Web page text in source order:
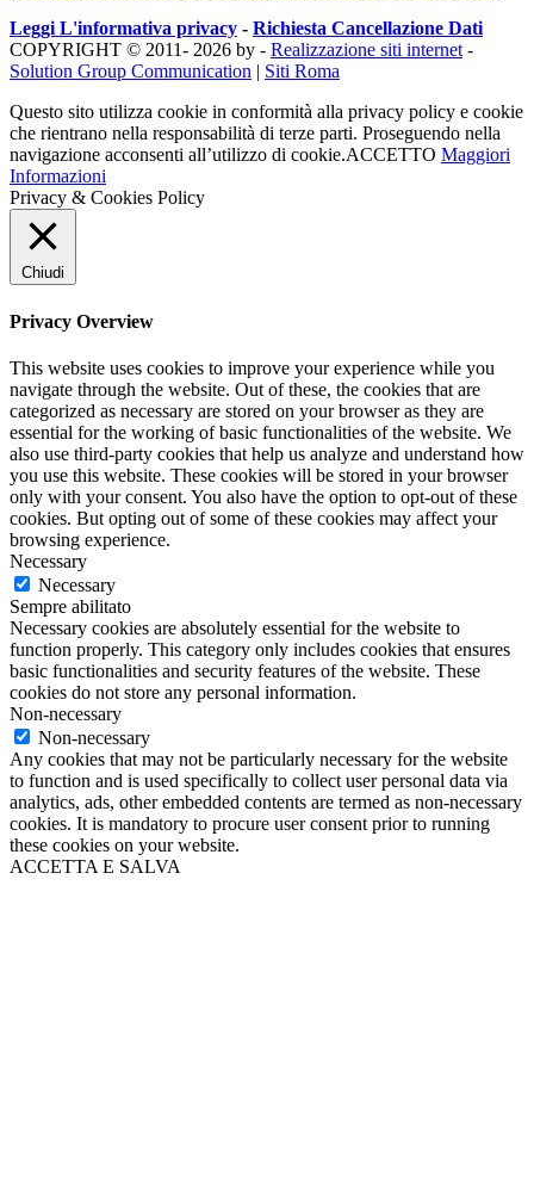
Leggi L'informativa privacy - Richiesta Cancellazione Dati
COPYRIGHT © 2011- 2026 by - Realizzazione siti internet -
Solution Group Communication | Siti Roma
Questo sito utilizza cookie in conformità alla privacy policy e cookie
che rientrano nella responsabilità di terze parti. Proseguendo nella
navigazione acconsenti all’utilizzo di cookie.ACCETTO Maggiori
Informazioni
Privacy & Cookies Policy
Chiudi
Privacy Overview
This website uses cookies to improve your experience while you
navigate through the website. Out of these, the cookies that are
categorized as necessary are stored on your browser as they are
essential for the working of basic functionalities of the website. We
also use third-party cookies that help us analyze and understand how
you use this website. These cookies will be stored in your browser
only with your consent. You also have the option to opt-out of these
cookies. But opting out of some of these cookies may affect your
browsing experience.
Necessary
Necessary
Sempre abilitato
Necessary cookies are absolutely essential for the website to
function properly. This category only includes cookies that ensures
basic functionalities and security features of the website. These
cookies do not store any personal information.
Non-necessary
Non-necessary
Any cookies that may not be particularly necessary for the website
to function and is used specifically to collect user personal data via
analytics, ads, other embedded contents are termed as non-necessary
cookies. It is mandatory to procure user consent prior to running
these cookies on your website.
ACCETTA E SALVA